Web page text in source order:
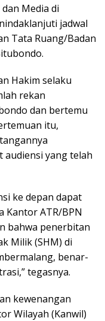
Media di
jadwal
Tata Ruang/Badan
Hakim selaku
rekan
dan bertemu
itu,
yang telah
ke depan dapat
Kantor ATR/BPN
bahwa penerbitan
Milik (SHM) di
benar-
tegasnya.
kewenangan
Wilayah (Kanwil)